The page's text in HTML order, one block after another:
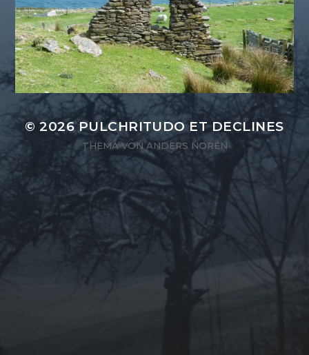
© 2026PULCHRITUDO ET DECLINES
THEMA VONANDERS NORÉN